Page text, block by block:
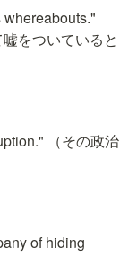
をついていると
（その政治
of hiding